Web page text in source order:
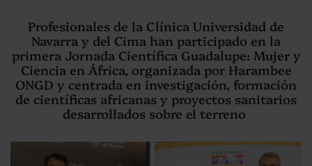
Profesionales de la Clínica Universidad de
Navarra y del Cima han participado en la
primera Jornada Científica Guadalupe: Mujer y
Ciencia en África, organizada por Harambee
ONGD y centrada en investigación, formación
de científicas africanas y proyectos sanitarios
desarrollados sobre el terreno